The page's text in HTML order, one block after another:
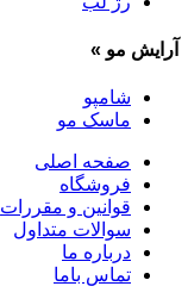
آرایش مو »
شامپو
ماسک مو
صفحه اصلی
فروشگاه
قوانین و مقررات
سوالات متداول
درباره ما
تماس باما